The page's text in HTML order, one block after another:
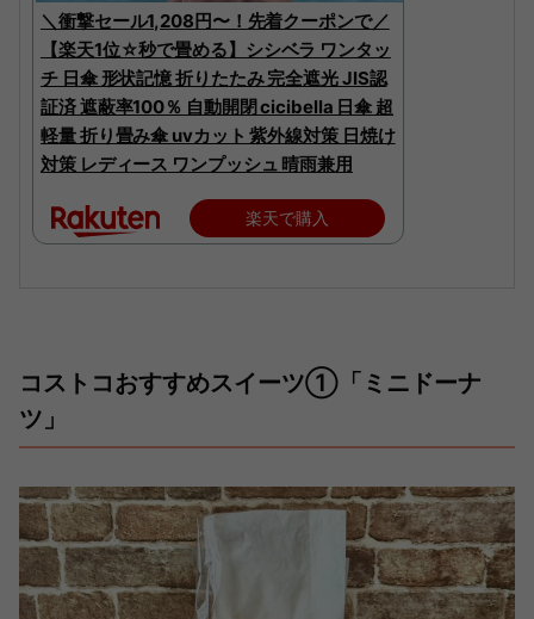
＼衝撃セール1,208円〜！先着クーポンで／
【楽天1位☆秒で畳める】シシベラ ワンタッ
チ 日傘 形状記憶 折りたたみ 完全遮光 JIS認
証済 遮蔽率100％ 自動開閉 cicibella 日傘 超
軽量 折り畳み傘 uvカット 紫外線対策 日焼け
対策 レディース ワンプッシュ 晴雨兼用
楽天で購入
コストコおすすめスイーツ①「ミニドーナ
ツ」